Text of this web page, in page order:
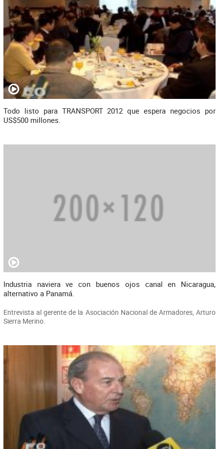
Todo listo para TRANSPORT 2012 que espera negocios por
US$500 millones.
Industria naviera ve con buenos ojos canal en Nicaragua,
alternativo a Panamá.
Entrevista al gerente de la Asociación Nacional de Armadores, Arturo
Sierra Merino.